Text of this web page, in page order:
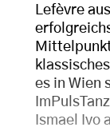
Lefèvre
es in Wien
Ismael Ivo